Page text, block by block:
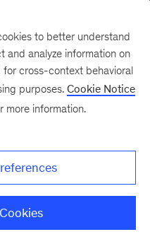
un rôle
to better understand
and analyze information on
cross-context behavioral
purposes. Cookie Notice
more information.